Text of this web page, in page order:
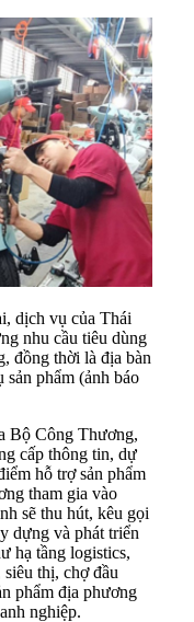
dịch vụ của Thái
nhu cầu tiêu dùng
đồng thời là địa bàn
sản phẩm (ảnh báo
Bộ Công Thương,
cấp thông tin, dự
hỗ trợ sản phẩm
tham gia vào
sẽ thu hút, kêu gọi
dựng và phát triển
hạ tầng logistics,
thị, chợ đầu
phẩm địa phương
nghiệp.